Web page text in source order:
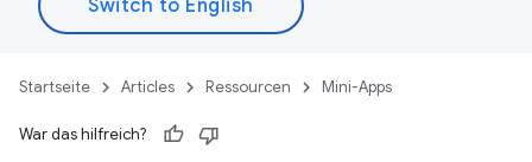
Startseite Articles Ressourcen Mini-Apps
War das hilfreich?